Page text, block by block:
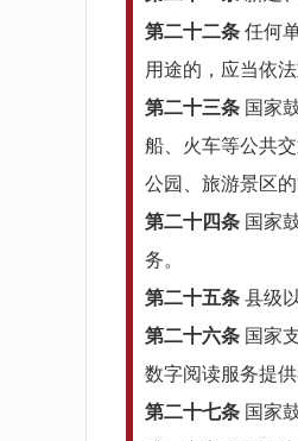
第二十二条 任何
用途的，应当依
第二十三条 国家
船、火车等公共
公园、旅游景区
第二十四条 国家
务。
第二十五条 县级
第二十六条 国家
数字阅读服务提
第二十七条 国家